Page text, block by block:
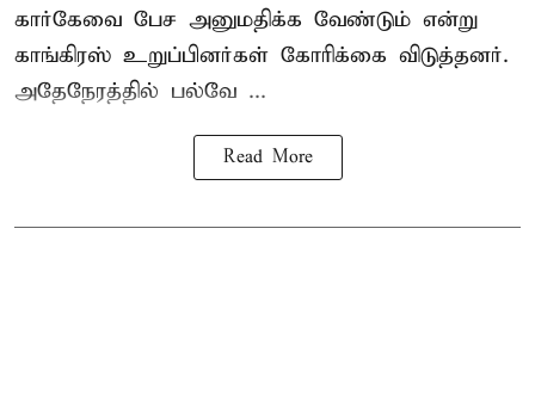
கார்கேவை பேச அனுமதிக்க வேண்டும் என்று
காங்கிரஸ் உறுப்பினர்கள் கோரிக்கை விடுத்தனர்.
அதேநேரத்தில் பல்வே ...
Read More